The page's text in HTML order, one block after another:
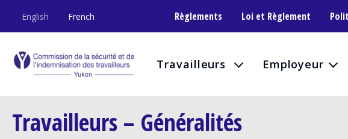
English French Règlements Loi et Règlement
Travailleurs Employeur
Travailleurs – Généralités